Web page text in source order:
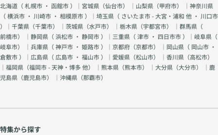
北海道（札幌市 ・ 函館市）｜宮城県（仙台市） ｜山梨県（甲府市） ｜神奈川県
（横浜市 ・ 川崎市 ・ 相模原市）｜埼玉県（ さいたま市 - 大宮・浦和 他 ・ 川口市
）｜千葉県（千葉市） ｜茨城県（水戸市） ｜栃木県（宇都宮市） ｜群馬県（
前橋市） ｜静岡県（浜松市 ・ 静岡市）｜三重県（津市 ・ 四日市市）｜岐阜県（
岐阜市） ｜兵庫県（神戸市 ・ 姫路市）｜京都府（京都市） ｜岡山県（ 岡山市 ・
倉敷市）｜広島県（ 広島市 ・ 福山市）｜愛媛県（松山市） ｜香川県（高松市）
｜福岡県（福岡市 - 天神・博多 他） ｜熊本県（熊本市） ｜大分県（大分市） ｜鹿
児島県（鹿児島市） ｜沖縄県（那覇市）
特集から探す